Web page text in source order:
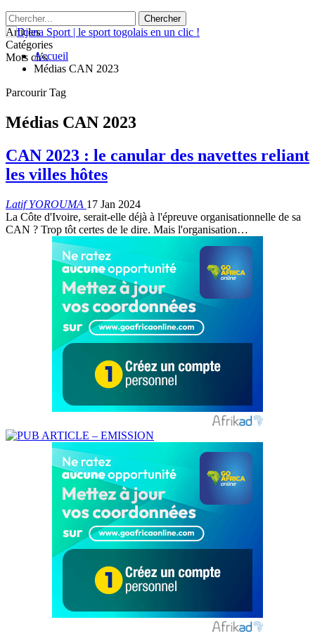
Articles
Catégories
Mots clésAccueil
Médias CAN 2023
Parcourir Tag
Médias CAN 2023
CAN 2023 : le canular des navettes reliant
les villes hôtes
Latif YOROUMA 17 Jan 2024
La Côte d'Ivoire, serait-elle déjà à l'épreuve organisationnelle de sa
CAN ? Trop tôt certes de le dire. Mais l'organisation…